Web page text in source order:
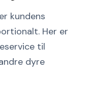
kundens
Her er
til
dyre